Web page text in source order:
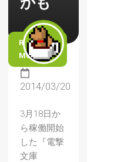
READ
MORE
2014/03/20
3月18日か
ら稼働開始
した『電撃
文庫